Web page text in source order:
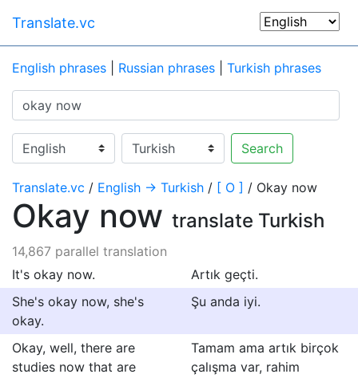
Translate.vc
English phrases Russian phrases Turkish phrases
Search
Translate.vc / English → Turkish / [ O ] / Okay now
Okay now translate Turkish
14,867 parallel translation
It's okay now.
Artık geçti.
She's okay now, she's
okay.
Şu anda iyi.
Okay, well, there are
studies now that are
Tamam ama artık birçok
çalışma var, rahim